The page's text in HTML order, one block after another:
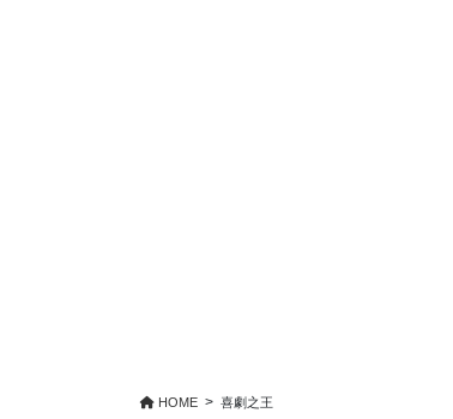
HOME 喜劇之王